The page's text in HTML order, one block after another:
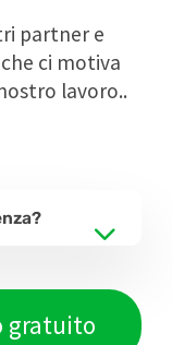
partner e
ci motiva
lavoro..
gratuito